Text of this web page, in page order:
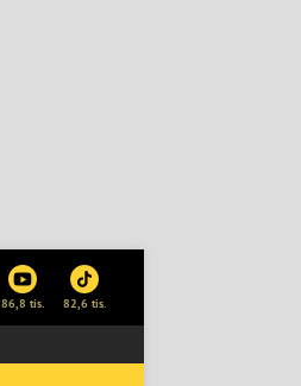
86,8 tis. 82,6 tis.